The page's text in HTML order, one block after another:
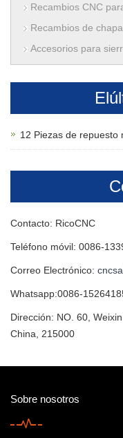
Recambios CNC
Recambios de
Accesorios para
12 Piezas de repuesto
Contacto: RicoCNC
Teléfono móvil: 0086-
Correo Electrónico:
Whatsapp:0086-
Dirección: NO. 60,
China, 215000
Sobre nosotros